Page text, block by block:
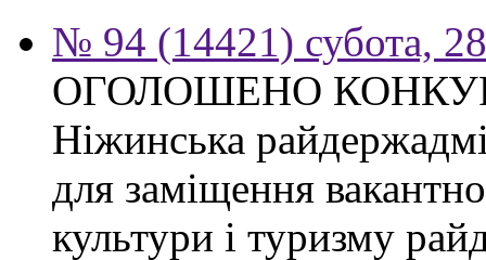
№ 94 (14421) субота,
ОГОЛОШЕНО
Ніжинська
для заміщення
культури і туризму